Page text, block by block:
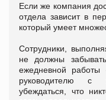
Если же компания
отдела зависит в
который умеет
Сотрудники,
не должны
ежедневной
руководителю с
убеждаться, что